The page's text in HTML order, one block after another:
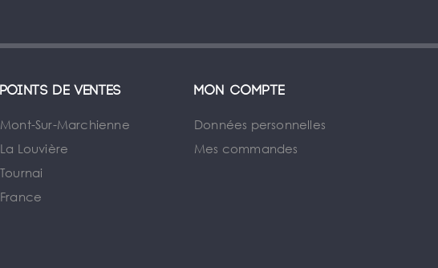
Points de ventes
Mont-Sur-Marchienne
La Louvière
Tournai
France
Mon compte
Données personnelles
Mes commandes